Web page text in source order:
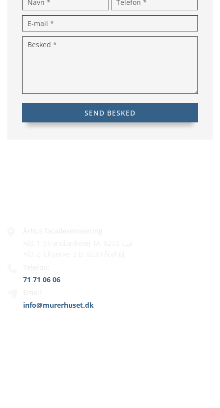
Århus facaderenovering
Telefon:
71 71 06 06
Email:
info@murerhuset.dk